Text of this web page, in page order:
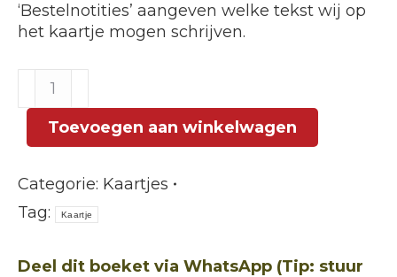
‘Bestelnotities’ aangeven welke tekst wij op
het kaartje mogen schrijven.
Kaartje
'Bedankt'
aantalToevoegen aan winkelwagen
Categorie: Kaartjes
Tag:
Kaartje
Deel dit boeket via WhatsApp (Tip: stuur